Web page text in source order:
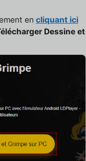
en cliquant ici
Dessine et